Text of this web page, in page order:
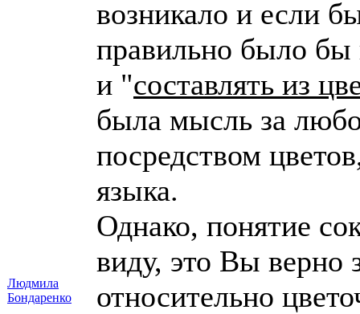
Людмила
Бондаренко
возникало и если
правильно было
и "составлять из
была мысль за
посредством
языка.
Однако, понятие
виду, это Вы верно
относительно